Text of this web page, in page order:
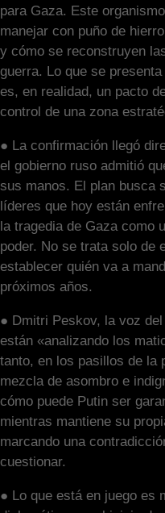
para Gaza. Este
manejar con puño de
y cómo se reconstruyen
guerra. Lo que se
es, en realidad, un pacto
control de una zona
● La confirmación llegó
el gobierno ruso admitió
sus manos. El plan busca
líderes que hoy están
la tragedia de Gaza como
poder. No se trata solo de
establecer quién va a
próximos años.
● Dmitri Peskov, la voz
están «analizando los
tanto, en los pasillos de la
mezcla de asombro e
cómo puede Putin ser
mientras mantiene su
marcando una
cuestionar.
● Lo que está en juego es